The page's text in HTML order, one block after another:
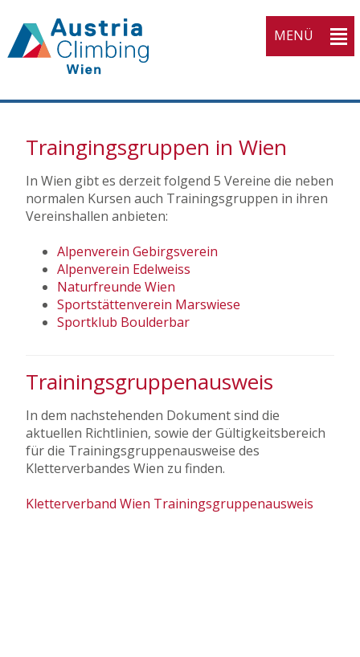
MENÜ
Traingingsgruppen in Wien
In Wien gibt es derzeit folgend 5 Vereine die neben
normalen Kursen auch Trainingsgruppen in ihren
Vereinshallen anbieten:
Alpenverein Gebirgsverein
Alpenverein Edelweiss
Naturfreunde Wien
Sportstättenverein Marswiese
Sportklub Boulderbar
Trainingsgruppenausweis
In dem nachstehenden Dokument sind die
aktuellen Richtlinien, sowie der Gültigkeitsbereich
für die Trainingsgruppenausweise des
Kletterverbandes Wien zu finden.
Kletterverband Wien Trainingsgruppenausweis